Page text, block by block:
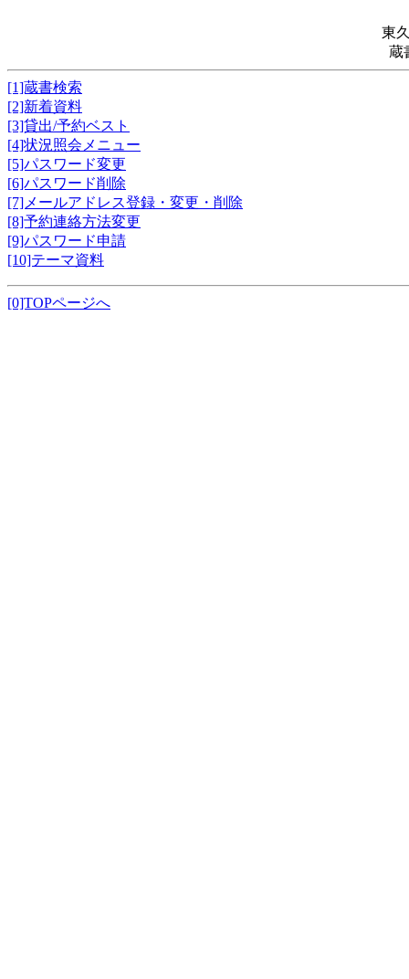
東
蔵
[1]蔵書検索
[2]新着資料
[3]貸出/予約ベスト
[4]状況照会メニュー
[5]パスワード変更
[6]パスワード削除
[7]メールアドレス登録・変更・削除
[8]予約連絡方法変更
[9]パスワード申請
[10]テーマ資料
[0]TOPページへ